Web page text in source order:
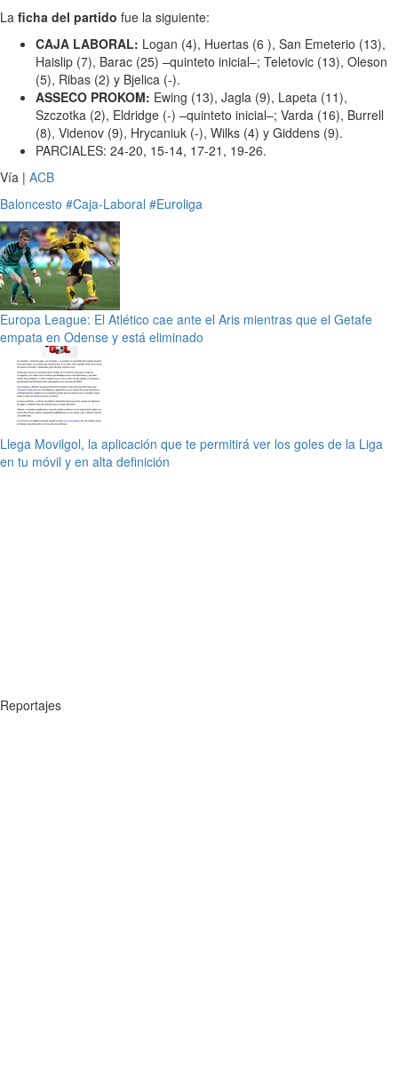
La ficha del partido fue la siguiente:
CAJA LABORAL: Logan (4), Huertas (6 ), San Emeterio (13),
Haislip (7), Barac (25) –quinteto inicial–; Teletovic (13), Oleson
(5), Ribas (2) y Bjelica (-).
ASSECO PROKOM: Ewing (13), Jagla (9), Lapeta (11),
Szczotka (2), Eldridge (-) –quinteto inicial–; Varda (16), Burrell
(8), Videnov (9), Hrycaniuk (-), Wilks (4) y Giddens (9).
PARCIALES: 24-20, 15-14, 17-21, 19-26.
Vía | ACB
Baloncesto #Caja-Laboral #Euroliga
Europa League: El Atlético cae ante el Aris mientras que el Getafe
empata en Odense y está eliminado
Llega Movilgol, la aplicación que te permitirá ver los goles de la Liga
en tu móvil y en alta definición
Reportajes